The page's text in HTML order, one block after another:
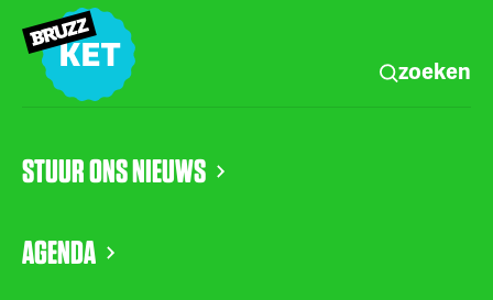
zoeken
STUUR ONS NIEUWS
AGENDA